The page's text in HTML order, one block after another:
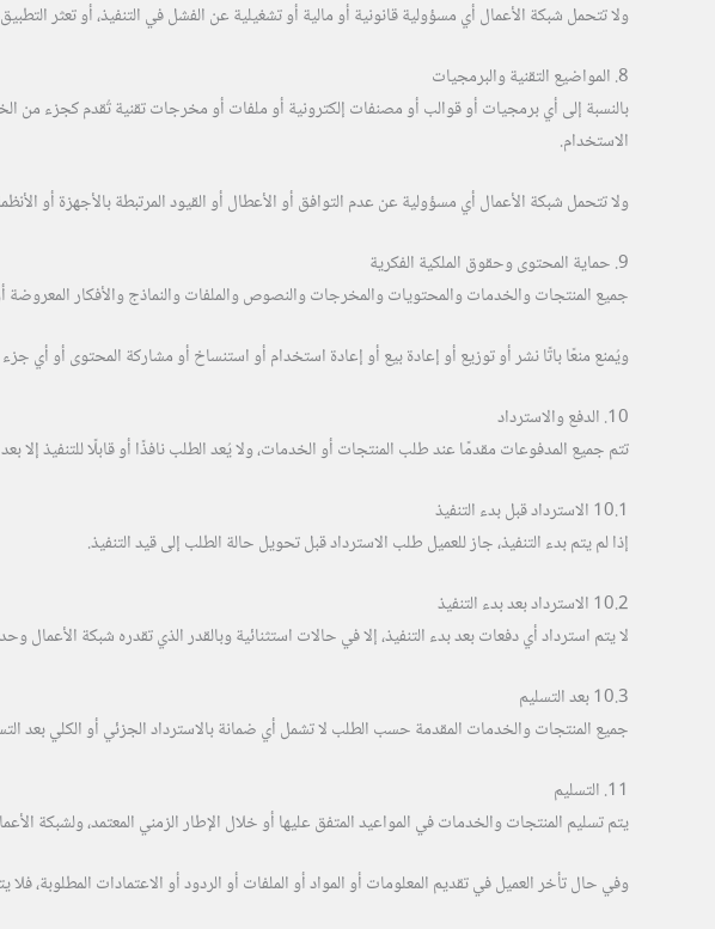
ولا تتحمل شبكة الأعمال أي مسؤولية قانونية أو مالية أو تشغيلية عن الفشل في التنفيذ، أو تعثر
8. المواضيع التقنية والبرمجيات
بالنسبة إلى أي برمجيات أو قوالب أو مصنفات إلكترونية أو ملفات أو مخرجات تقنية تُقدم كجزء من
الاستخدام.
ولا تتحمل شبكة الأعمال أي مسؤولية عن عدم التوافق أو الأعطال أو القيود المرتبطة بالأجهزة أو
9. حماية المحتوى وحقوق الملكية الفكرية
جميع المنتجات والخدمات والمحتويات والمخرجات والنصوص والملفات والنماذج والأفكار
ويُمنع منعًا باتًا نشر أو توزيع أو إعادة بيع أو إعادة استخدام أو استنساخ أو مشاركة المحتوى أو
10. الدفع والاسترداد
تتم جميع المدفوعات مقدمًا عند طلب المنتجات أو الخدمات، ولا يُعد الطلب نافذًا أو قابلًا للتنفيذ إلا بعد
10.1 الاسترداد قبل بدء التنفيذ
إذا لم يتم بدء التنفيذ، جاز للعميل طلب الاسترداد قبل تحويل حالة الطلب إلى قيد التنفيذ.
10.2 الاسترداد بعد بدء التنفيذ
لا يتم استرداد أي دفعات بعد بدء التنفيذ، إلا في حالات استثنائية وبالقدر الذي تقدره شبكة الأعمال
10.3 بعد التسليم
جميع المنتجات والخدمات المقدمة حسب الطلب لا تشمل أي ضمانة بالاسترداد الجزئي أو الكلي بعد
11. التسليم
يتم تسليم المنتجات والخدمات في المواعيد المتفق عليها أو خلال الإطار الزمني المعتمد، ولشبكة
وفي حال تأخر العميل في تقديم المعلومات أو المواد أو الملفات أو الردود أو الاعتمادات